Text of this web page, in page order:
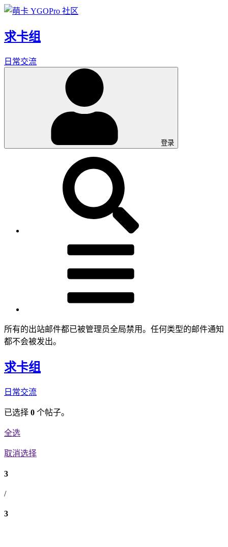
求卡组
日常交流
登录
所有的出站邮件都已被管理员全局禁用。任何类型的邮件通知
都不会被发出。
求卡组
日常交流
已选择 0 个帖子。
全选
取消选择
3
/
3